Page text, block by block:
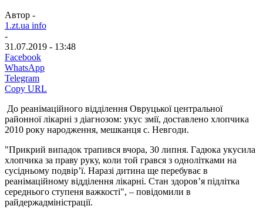
Автор -
1.zt.ua info
-
31.07.2019 - 13:48
Facebook
WhatsApp
Telegram
Copy URL
До реанімаційного відділення Овруцької центральної
районної лікарні з діагнозом: укус змії, доставлено хлопчика
2010 року народження, мешканця с. Невгоди.
"Прикрий випадок трапився вчора, 30 липня. Гадюка укусила
хлопчика за праву руку, коли той грався з однолітками на
сусідньому подвір’ї. Наразі дитина ще перебуває в
реанімаційному відділення лікарні. Стан здоров’я підлітка
середнього ступеня важкості", – повідомили в
райдержадміністрації.